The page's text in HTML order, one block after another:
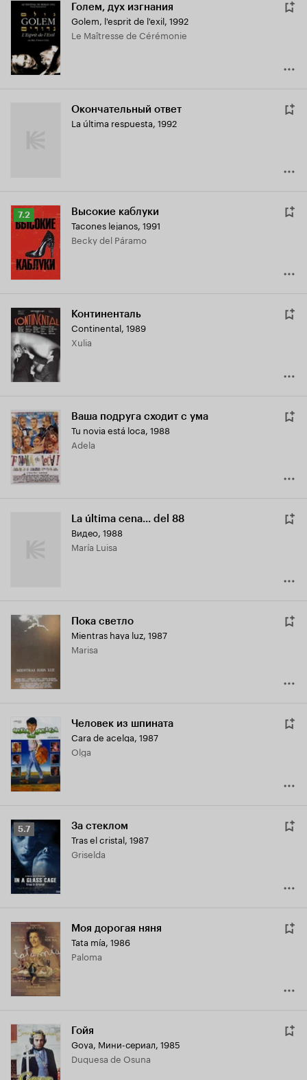
Голем, дух изгнания
Golem, l'esprit de l'exil, 1992
Le Maîtresse de Cérémonie
Окончательный ответ
La última respuesta, 1992
Рейтинг
Кинопоиска
7.2 Высокие каблуки
Tacones lejanos, 1991
Becky del Páramo
Континенталь
Continental, 1989
Xulia
Ваша подруга сходит с ума
Tu novia está loca, 1988
Adela
La última cena... del 88
Видео, 1988
María Luisa
Пока светло
Mientras haya luz, 1987
Marisa
Человек из шпината
Cara de acelga, 1987
Olga
Рейтинг
Кинопоиска
5.7
5.7 За стеклом
Tras el cristal, 1987
Griselda
Моя дорогая няня
Tata mía, 1986
Paloma
Гойя
Goya, Мини-сериал, 1985
Duquesa de Osuna